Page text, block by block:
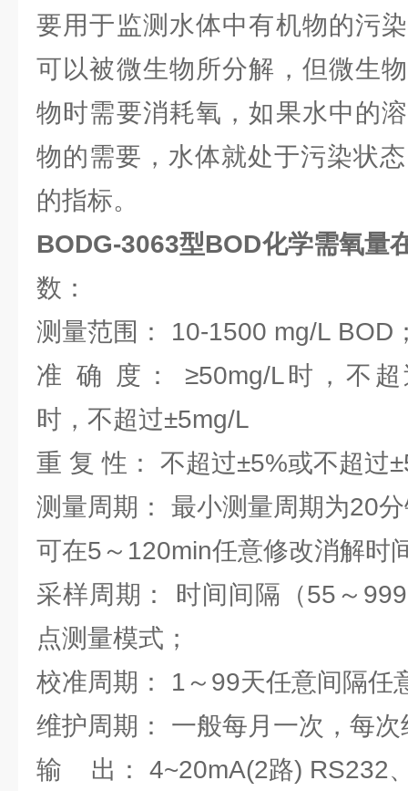
要用于监测水体中有机物的污
可以被微生物所分解，但微生
物时需要消耗氧，如果水中的
物的需要，水体就处于污染状
的指标。
BODG-3063型BOD化学需氧量
数：
测量范围： 10-1500 mg/L BOD
准 确 度： ≥50mg/L时，不超
时，不超过±5mg/L
重 复 性： 不超过±5%或不超过
测量周期： 最小测量周期为20
可在5～120min任意修改消解时
采样周期： 时间间隔（55～
点测量模式；
校准周期： 1～99天任意间隔任
维护周期： 一般每月一次，每
输 出： 4~20mA(2路) RS232